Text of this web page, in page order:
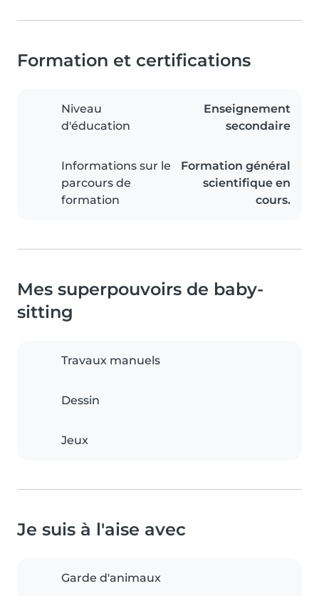
Formation et certifications
Niveau
d'éducation
Enseignement
secondaire
Informations sur le
parcours de
formation
Formation général
scientifique en
cours.
Mes superpouvoirs de baby-
sitting
Travaux manuels
Dessin
Jeux
Je suis à l'aise avec
Garde d'animaux